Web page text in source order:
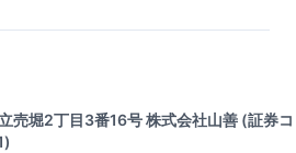
売堀2丁目3番16号 株式会社山善 (証券コ